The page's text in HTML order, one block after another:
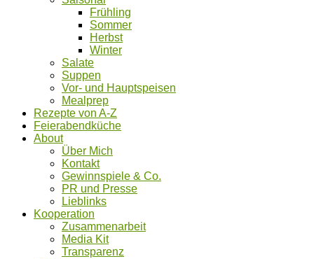
Frühling
Sommer
Herbst
Winter
Salate
Suppen
Vor- und Hauptspeisen
Mealprep
Rezepte von A-Z
Feierabendküche
About
Über Mich
Kontakt
Gewinnspiele & Co.
PR und Presse
Lieblinks
Kooperation
Zusammenarbeit
Media Kit
Transparenz